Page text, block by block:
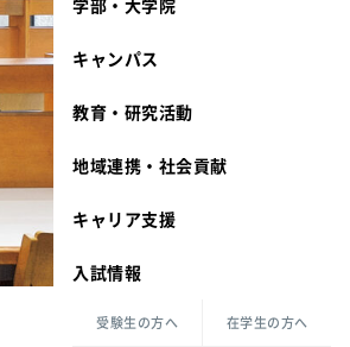
宮城学院 校歌
礼拝堂
カリキュラム・ポリシー
倫理憲章
学部・大学院
生活文化デザイン学科
キャンパス
奨学金
大学祭
キャンパスメンバーズ
教職センター
教育・研究活動動物実験に関する情報公開
教員一覧
地域連携・社会貢献
カリキュラム・入室方法
キャリア支援
入試情報
出張講義
大学見学
相談フォーム
資料請求
受験生の方へ 在学生の方へ